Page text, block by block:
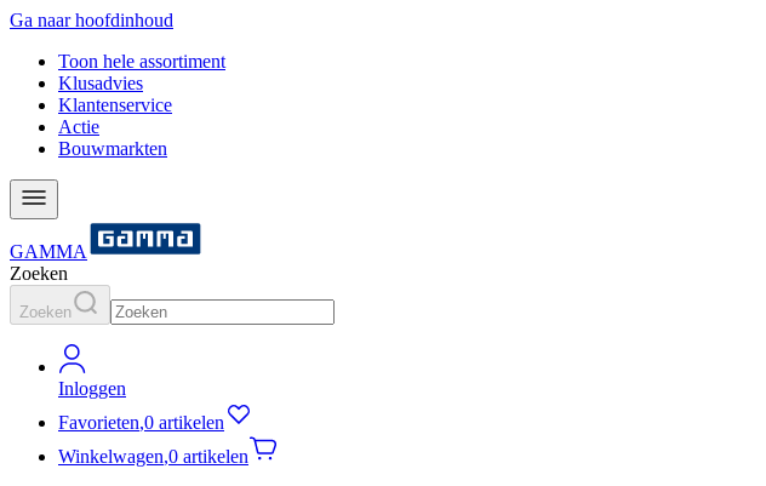
Ga naar hoofdinhoud
Toon hele assortiment
Klusadvies
Klantenservice
Actie
Bouwmarkten
GAMMA
Zoeken
Zoeken
Inloggen
Favorieten,0 artikelen
Winkelwagen,0 artikelen